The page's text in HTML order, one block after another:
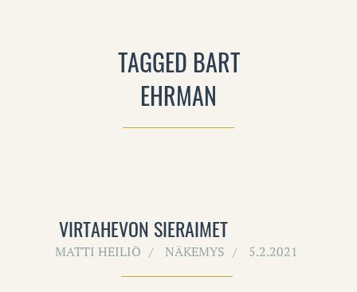
TAGGED BART
EHRMAN
VIRTAHEVON SIERAIMET
MATTI HEILIÖ NÄKEMYS 5.2.2021